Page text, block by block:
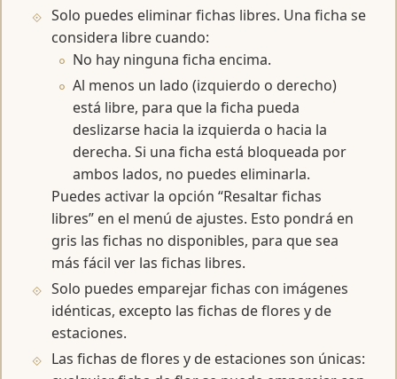
Solo puedes eliminar fichas libres. Una ficha se
considera libre cuando:
No hay ninguna ficha encima.
Al menos un lado (izquierdo o derecho)
está libre, para que la ficha pueda
deslizarse hacia la izquierda o hacia la
derecha. Si una ficha está bloqueada por
ambos lados, no puedes eliminarla.
Puedes activar la opción “Resaltar fichas
libres” en el menú de ajustes. Esto pondrá en
gris las fichas no disponibles, para que sea
más fácil ver las fichas libres.
Solo puedes emparejar fichas con imágenes
idénticas, excepto las fichas de flores y de
estaciones.
Las fichas de flores y de estaciones son únicas: